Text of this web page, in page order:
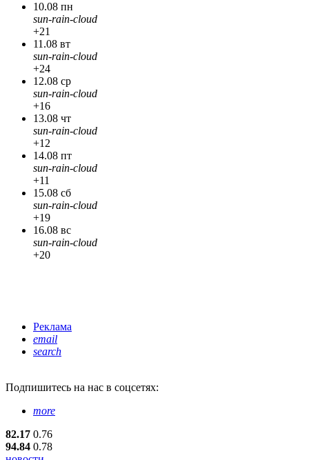
10.08 пн
sun-rain-cloud
+21
11.08 вт
sun-rain-cloud
+24
12.08 ср
sun-rain-cloud
+16
13.08 чт
sun-rain-cloud
+12
14.08 пт
sun-rain-cloud
+11
15.08 сб
sun-rain-cloud
+19
16.08 вс
sun-rain-cloud
+20
Реклама
email
search
Подпишитесь на нас в соцсетях:
more
82.17 0.76
94.84 0.78